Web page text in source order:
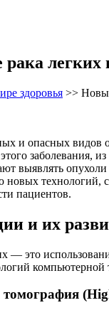
здоровья >>
и опасных
выявлять
технологий,
пациентов.
и их
— это